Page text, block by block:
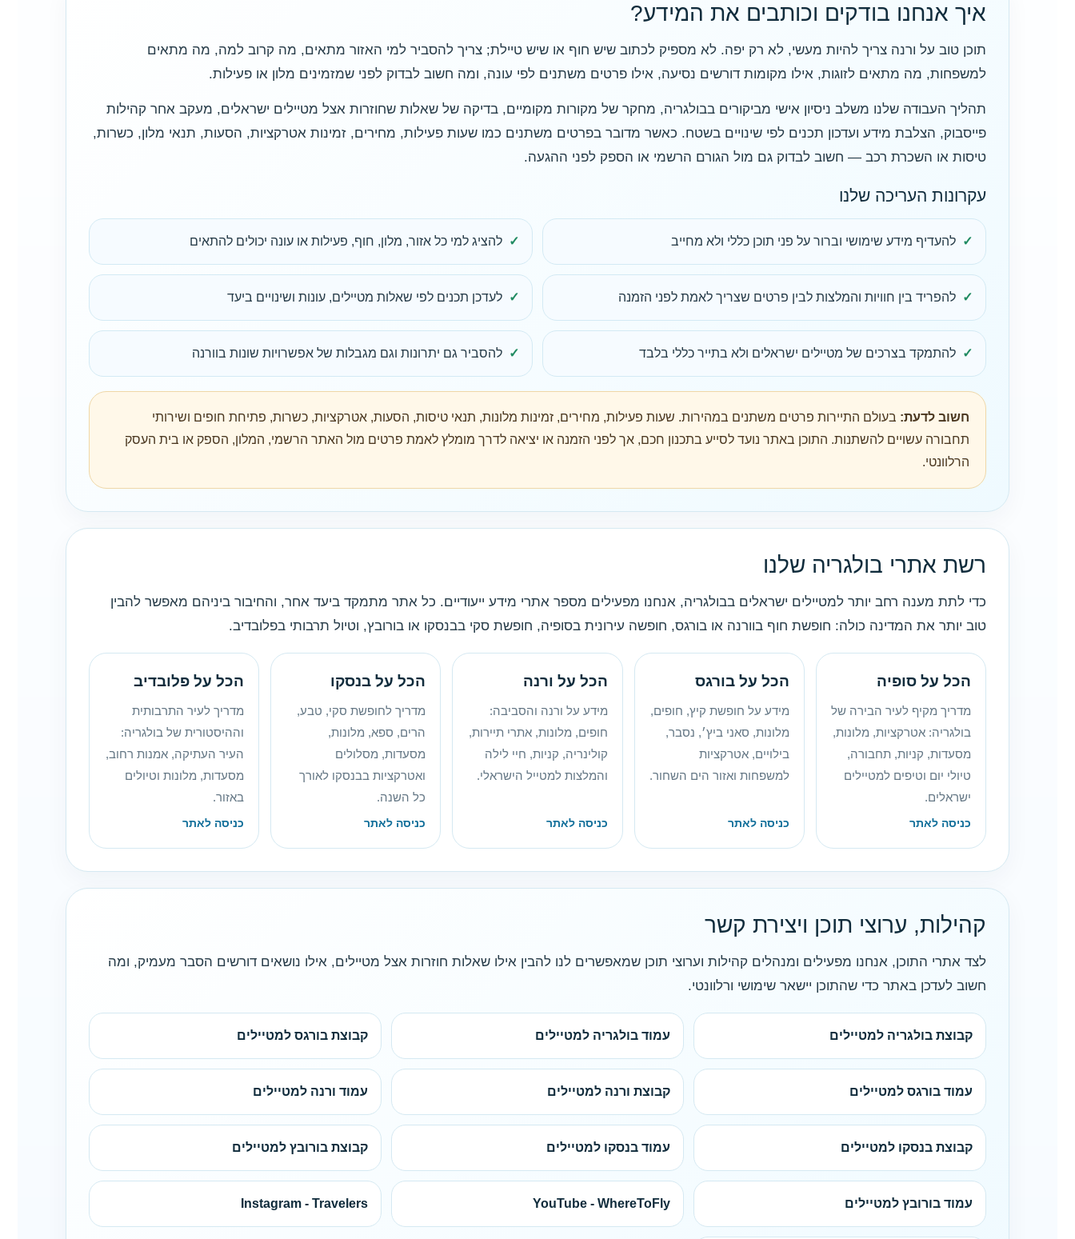
איך אנחנו בודקים וכותבים את המידע?
תוכן טוב על ורנה צריך להיות מעשי, לא רק יפה. לא מספיק לכתוב שיש חוף או שיש טיילת; צריך להסביר למי האזור מתאים, מה קרוב למה, מה מתאים
למשפחות, מה מתאים לזוגות, אילו מקומות דורשים נסיעה, אילו פרטים משתנים לפי עונה, ומה חשוב לבדוק לפני שמזמינים מלון או פעילות.
תהליך העבודה שלנו משלב ניסיון אישי מביקורים בבולגריה, מחקר של מקורות מקומיים, בדיקה של שאלות שחוזרות אצל מטיילים ישראלים, מעקב אחר קהילות
פייסבוק, הצלבת מידע ועדכון תכנים לפי שינויים בשטח. כאשר מדובר בפרטים משתנים כמו שעות פעילות, מחירים, זמינות אטרקציות, הסעות, תנאי מלון, כשרות,
טיסות או השכרת רכב — חשוב לבדוק גם מול הגורם הרשמי או הספק לפני ההגעה.
עקרונות העריכה שלנו
להעדיף מידע שימושי וברור על פני תוכן כללי ולא מחייב להציג למי כל אזור, מלון, חוף, פעילות או עונה יכולים להתאים
להפריד בין חוויות והמלצות לבין פרטים שצריך לאמת לפני הזמנה לעדכן תכנים לפי שאלות מטיילים, עונות ושינויים ביעד
להתמקד בצרכים של מטיילים ישראלים ולא בתייר כללי בלבד להסביר גם יתרונות וגם מגבלות של אפשרויות שונות בוורנה
חשוב לדעת: בעולם התיירות פרטים משתנים במהירות. שעות פעילות, מחירים, זמינות מלונות, תנאי טיסות, הסעות, אטרקציות, כשרות, פתיחת חופים ושירותי
תחבורה עשויים להשתנות. התוכן באתר נועד לסייע בתכנון חכם, אך לפני הזמנה או יציאה לדרך מומלץ לאמת פרטים מול האתר הרשמי, המלון, הספק או בית העסק
הרלוונטי.
רשת אתרי בולגריה שלנו
כדי לתת מענה רחב יותר למטיילים ישראלים בבולגריה, אנחנו מפעילים מספר אתרי מידע ייעודיים. כל אתר מתמקד ביעד אחר, והחיבור ביניהם מאפשר להבין
טוב יותר את המדינה כולה: חופשת חוף בוורנה או בורגס, חופשה עירונית בסופיה, חופשת סקי בבנסקו או בורובץ, וטיול תרבותי בפלובדיב.
הכל על סופיה
מדריך מקיף לעיר הבירה של
בולגריה: אטרקציות, מלונות,
מסעדות, קניות, תחבורה,
טיולי יום וטיפים למטיילים
ישראלים.
כניסה לאתר
הכל על בורגס
מידע על חופשת קיץ, חופים,
מלונות, סאני ביץ׳, נסבר,
בילויים, אטרקציות
למשפחות ואזור הים השחור.
כניסה לאתר
הכל על ורנה
מידע על ורנה והסביבה:
חופים, מלונות, אתרי תיירות,
קולינריה, קניות, חיי לילה
והמלצות למטייל הישראלי.
כניסה לאתר
הכל על בנסקו
מדריך לחופשת סקי, טבע,
הרים, ספא, מלונות,
מסעדות, מסלולים
ואטרקציות בבנסקו לאורך
כל השנה.
כניסה לאתר
הכל על פלובדיב
מדריך לעיר התרבותית
וההיסטורית של בולגריה:
העיר העתיקה, אמנות רחוב,
מסעדות, מלונות וטיולים
באזור.
כניסה לאתר
קהילות, ערוצי תוכן ויצירת קשר
לצד אתרי התוכן, אנחנו מפעילים ומנהלים קהילות וערוצי תוכן שמאפשרים לנו להבין אילו שאלות חוזרות אצל מטיילים, אילו נושאים דורשים הסבר מעמיק, ומה
חשוב לעדכן באתר כדי שהתוכן יישאר שימושי ורלוונטי.
קבוצת בולגריה למטיילים עמוד בולגריה למטיילים קבוצת בורגס למטיילים
עמוד בורגס למטיילים קבוצת ורנה למטיילים עמוד ורנה למטיילים
קבוצת בנסקו למטיילים עמוד בנסקו למטיילים קבוצת בורובץ למטיילים
עמוד בורובץ למטיילים YouTube - WhereToFly
Instagram - Travelers